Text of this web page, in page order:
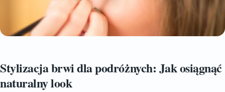
Stylizacja brwi dla podróżnych: Jak osiągnąć
naturalny look